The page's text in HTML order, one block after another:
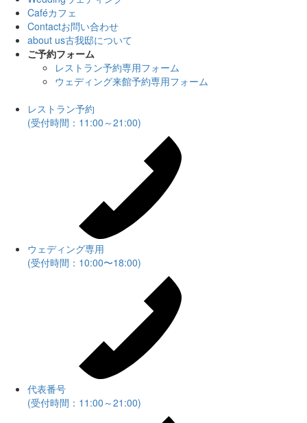
Caféカフェ
Contactお問い合わせ
about us古我邸について
ご予約フォーム
レストラン予約専用フォーム
ウェディング来館予約専用フォーム
レストラン予約
(受付時間：11:00～21:00)
ウェディング専用
(受付時間：10:00〜18:00)
代表番号
(受付時間：11:00～21:00)